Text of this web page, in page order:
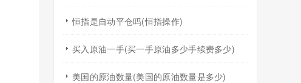
恒指是自动平仓吗(恒指操作)
买入原油一手(买一手原油多少手续费多少)
美国的原油数量(美国的原油数量是多少)